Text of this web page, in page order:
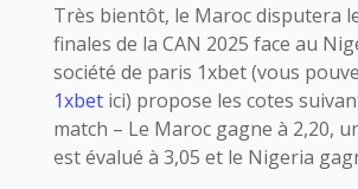
Très bientôt, le Maroc disputera
finales de la CAN 2025 face au
société de paris 1xbet (vous
1xbetici) propose les cotes
match – Le Maroc gagne à 2,20,
est évalué à 3,05 et le Nigeria